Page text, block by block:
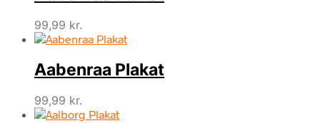
99,99 kr.
Aabenraa Plakat
99,99 kr.